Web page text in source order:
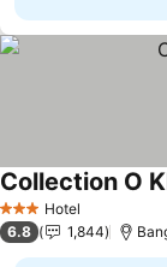
3 BintangHotel
Collection O
6.8 1,844